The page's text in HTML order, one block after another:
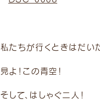
私たちが行くときはだい
見よ！この青空！
そして、はしゃぐ二人！